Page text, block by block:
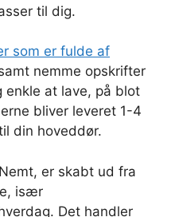
til dig.
som er fulde af
nemme opskrifter
enkle at lave, på blot
bliver leveret 1-4
din hoveddør.
er skabt ud fra
især
Det handler